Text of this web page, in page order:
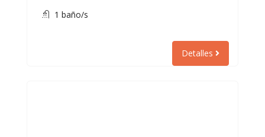
1 baño/s
Detalles